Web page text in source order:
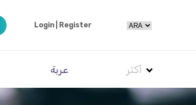
Login Register
عربة أكثر